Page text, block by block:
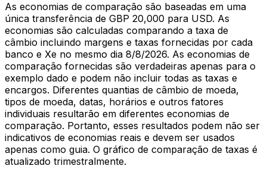
As economias de comparação são baseadas em uma
única transferência de GBP 20,000 para USD. As
economias são calculadas comparando a taxa de
câmbio incluindo margens e taxas fornecidas por cada
banco e Xe no mesmo dia 8/8/2026. As economias de
comparação fornecidas são verdadeiras apenas para o
exemplo dado e podem não incluir todas as taxas e
encargos. Diferentes quantias de câmbio de moeda,
tipos de moeda, datas, horários e outros fatores
individuais resultarão em diferentes economias de
comparação. Portanto, esses resultados podem não ser
indicativos de economias reais e devem ser usados
apenas como guia. O gráfico de comparação de taxas é
atualizado trimestralmente.